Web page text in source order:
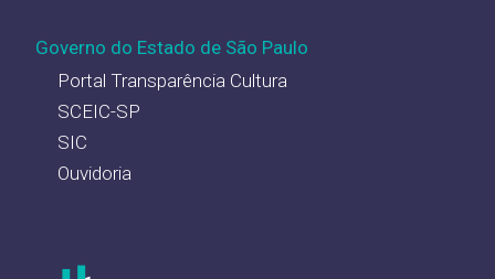
Governo do Estado de São Paulo
Portal Transparência Cultura
SCEIC-SP
SIC
Ouvidoria